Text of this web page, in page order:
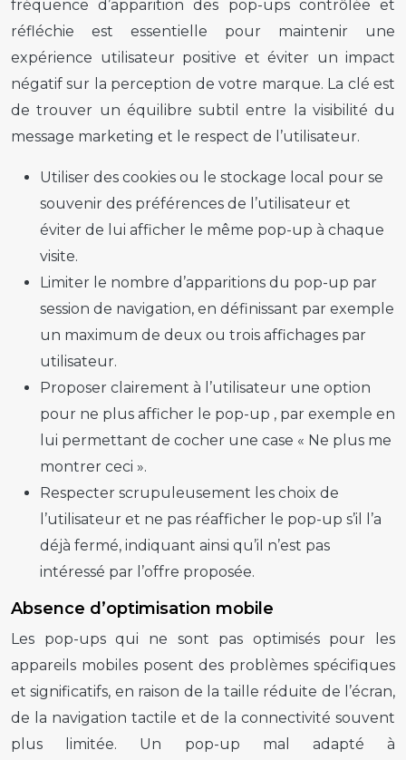
fréquence d’apparition des pop-ups contrôlée et
réfléchie est essentielle pour maintenir une
expérience utilisateur positive et éviter un impact
négatif sur la perception de votre marque. La clé est
de trouver un équilibre subtil entre la visibilité du
message marketing et le respect de l’utilisateur.
Utiliser des cookies ou le stockage local pour se
souvenir des préférences de l’utilisateur et
éviter de lui afficher le même pop-up à chaque
visite.
Limiter le nombre d’apparitions du pop-up par
session de navigation, en définissant par exemple
un maximum de deux ou trois affichages par
utilisateur.
Proposer clairement à l’utilisateur une option
pour ne plus afficher le pop-up , par exemple en
lui permettant de cocher une case « Ne plus me
montrer ceci ».
Respecter scrupuleusement les choix de
l’utilisateur et ne pas réafficher le pop-up s’il l’a
déjà fermé, indiquant ainsi qu’il n’est pas
intéressé par l’offre proposée.
Absence d’optimisation mobile
Les pop-upsqui ne sont pas optimisés pour les
appareils mobiles posent des problèmes spécifiques
et significatifs, en raison de la taille réduite de l’écran,
de la navigation tactile et de la connectivité souvent
plus limitée. Un pop-up mal adapté à